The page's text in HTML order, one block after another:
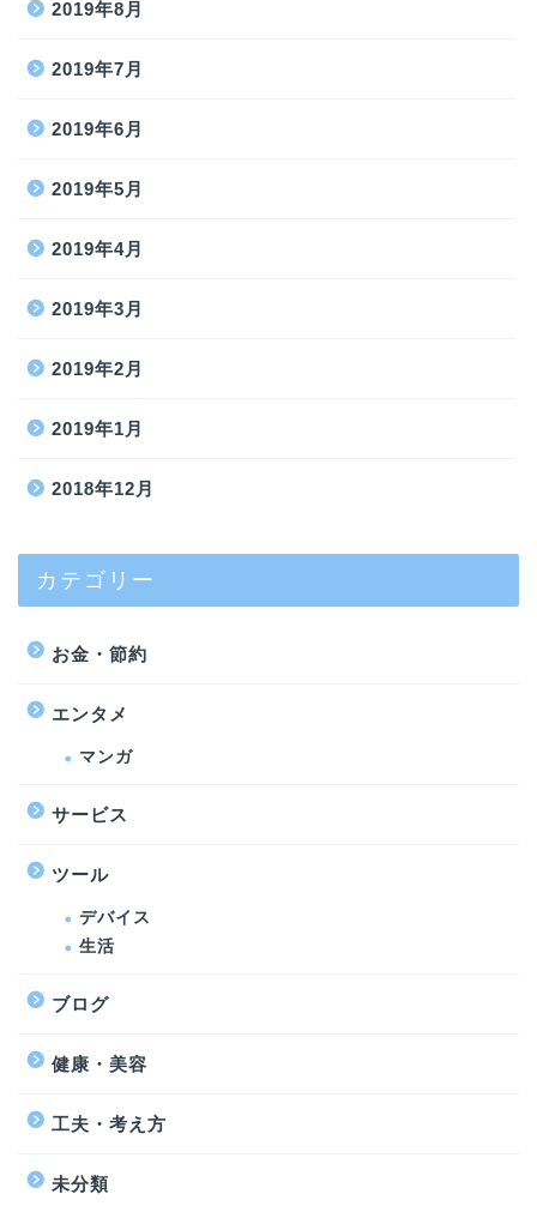
2019年8月
2019年7月
2019年6月
2019年5月
2019年4月
2019年3月
2019年2月
2019年1月
2018年12月
カテゴリー
お金・節約
エンタメ
マンガ
サービス
ツール
デバイス
生活
ブログ
健康・美容
工夫・考え方
未分類